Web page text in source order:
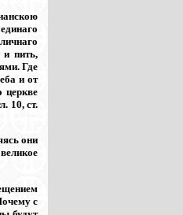
и пить,
Где
и от
церкве
10, ст.
они
с